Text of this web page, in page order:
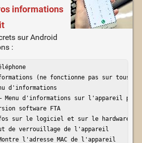
informations
sur Android
:
(ne fonctionne pas sur tous
d'informations
– Menu d'informations sur l'appareil
software FTA
sur le logiciel et sur le hardware
de verrouillage de l'appareil
l'adresse MAC de l'appareil